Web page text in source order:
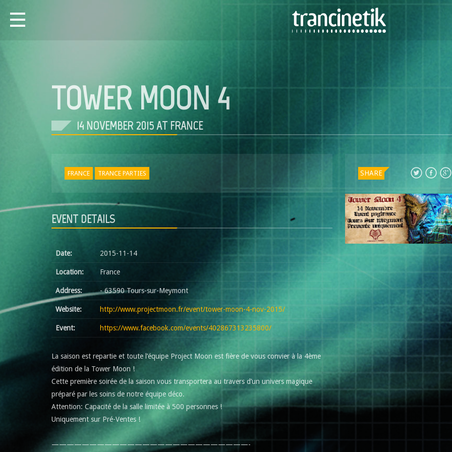
TOWER MOON 4
14 NOVEMBER 2015 AT FRANCE
FRANCE TRANCE PARTIES
EVENT DETAILS
Date: 2015-11-14
Location: France
Address: - 63590 Tours-sur-Meymont
Website: http://www.projectmoon.fr/event/tower-moon-4-nov-2015/
Event: https://www.facebook.com/events/402867313235800/
La saison est repartie et toute l’équipe Project Moon est fière de vous convier à la 4ème
édition de la Tower Moon !
Cette première soirée de la saison vous transportera au travers d’un univers magique
préparé par les soins de notre équipe déco.
Attention: Capacité de la salle limitée à 500 personnes !
Uniquement sur Pré-Ventes !
——————————————————————————-
SHARE